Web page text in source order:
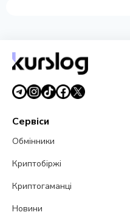
Сервіси
Обмінники
Криптобіржі
Криптогаманці
Новини